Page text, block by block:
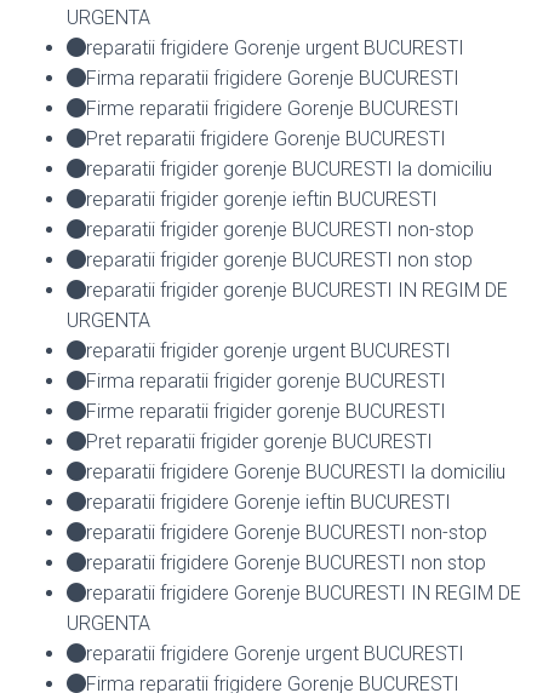
URGENTA
reparatii frigidere Gorenje urgent BUCURESTI
Firma reparatii frigidere Gorenje BUCURESTI
Firme reparatii frigidere Gorenje BUCURESTI
Pret reparatii frigidere Gorenje BUCURESTI
reparatii frigider gorenje BUCURESTI la domiciliu
reparatii frigider gorenje ieftin BUCURESTI
reparatii frigider gorenje BUCURESTI non-stop
reparatii frigider gorenje BUCURESTI non stop
reparatii frigider gorenje BUCURESTI IN REGIM DE
URGENTA
reparatii frigider gorenje urgent BUCURESTI
Firma reparatii frigider gorenje BUCURESTI
Firme reparatii frigider gorenje BUCURESTI
Pret reparatii frigider gorenje BUCURESTI
reparatii frigidere Gorenje BUCURESTI la domiciliu
reparatii frigidere Gorenje ieftin BUCURESTI
reparatii frigidere Gorenje BUCURESTI non-stop
reparatii frigidere Gorenje BUCURESTI non stop
reparatii frigidere Gorenje BUCURESTI IN REGIM DE
URGENTA
reparatii frigidere Gorenje urgent BUCURESTI
Firma reparatii frigidere Gorenje BUCURESTI